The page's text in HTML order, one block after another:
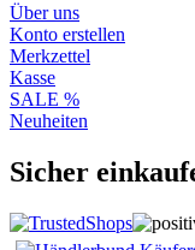
Über uns
Konto erstellen
Merkzettel
Kasse
SALE %
Neuheiten
Sicher